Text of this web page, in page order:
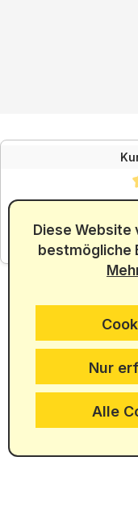
Durchschnittliche
Diese
bestmögliche
Alle
Nur